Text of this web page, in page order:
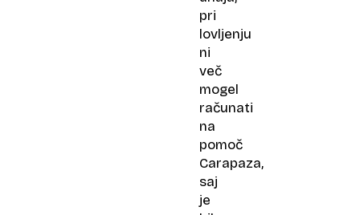
pri
lovljenju
ni
več
mogel
računati
na
pomoč
Carapaza,
saj
je